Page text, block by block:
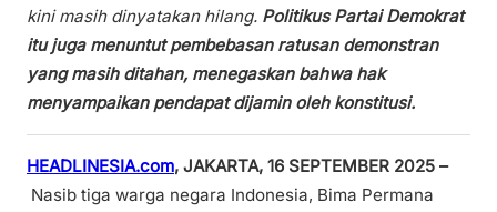
kini masih dinyatakan hilang. Politikus Partai Demokrat
itu juga menuntut pembebasan ratusan demonstran
yang masih ditahan, menegaskan bahwa hak
menyampaikan pendapat dijamin oleh konstitusi.
HEADLINESIA.com, JAKARTA, 16 SEPTEMBER 2025 –
Nasib tiga warga negara Indonesia, Bima Permana